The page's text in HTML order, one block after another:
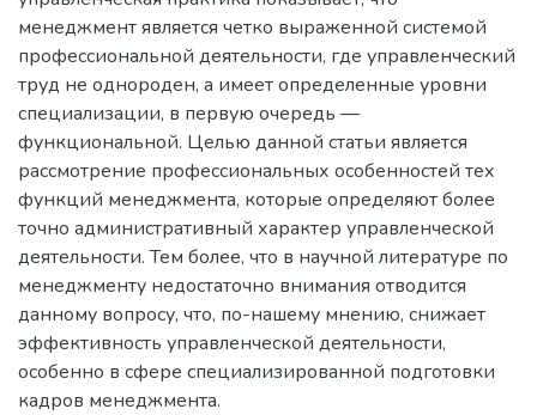
менеджмент является четко выраженной системой
профессиональной деятельности, где управленческий
труд не однороден, а имеет определенные уровни
специализации, в первую очередь —
функциональной. Целью данной статьи является
рассмотрение профессиональных особенностей тех
функций менеджмента, которые определяют более
точно административный характер управленческой
деятельности. Тем более, что в научной литературе по
менеджменту недостаточно внимания отводится
данному вопросу, что, по-нашему мнению, снижает
эффективность управленческой деятельности,
особенно в сфере специализированной подготовки
кадров менеджмента.